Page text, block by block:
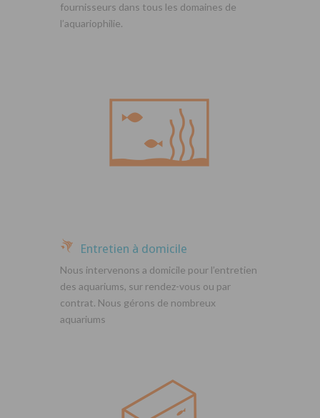
fournisseurs dans tous les domaines de
l’aquariophilie.
Entretien à domicile
Nous intervenons a domicile pour l’entretien
des aquariums, sur rendez-vous ou par
contrat. Nous gérons de nombreux
aquariums